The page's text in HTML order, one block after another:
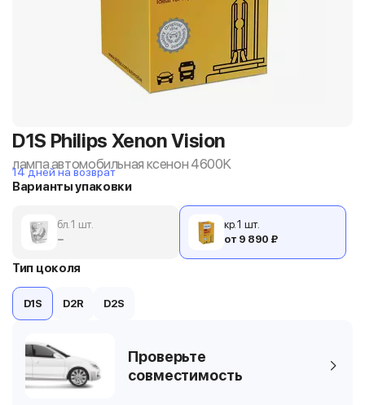
D1S Philips Xenon Vision
лампа автомобильная ксенон 4600K
14 дней на возврат
Варианты упаковки
бл. 1 шт.
−
кр. 1 шт.
от 9 890 ₽
Тип цоколя
D1S D2R D2S
Проверьте
совместимость